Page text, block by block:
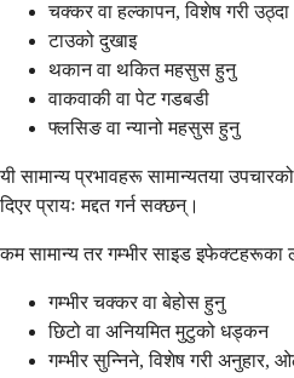
चक्कर वा हल्कापन, विशेष गरी उठ्दा
टाउको दुखाइ
थकान वा थकित महसुस हुनु
वाकवाकी वा पेट गडबडी
फ्लसिङ वा न्यानो महसुस हुनु
यी सामान्य प्रभावहरू सामान्यतया
दिएर प्रायः मद्दत गर्न सक्छन्।
कम सामान्य तर गम्भीर साइड इफेक्टहरूका
गम्भीर चक्कर वा बेहोस हुनु
छिटो वा अनियमित मुटुको धड्कन
गम्भीर सुन्निने, विशेष गरी अनुहार,